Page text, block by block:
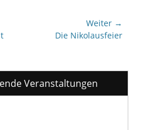
Weiter →
NächsterDie Nikolausfeier
Veranstaltungen